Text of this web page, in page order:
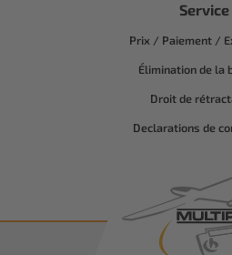
Service
Prix / Paiement /
Élimination de la
Droit de
Declarations de